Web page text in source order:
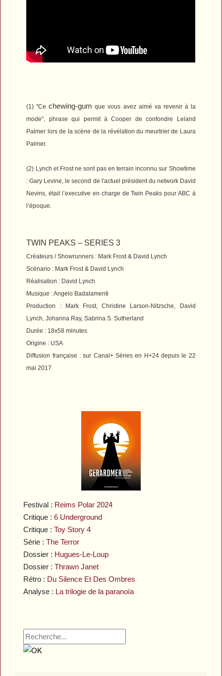
Festival : Reims Polar 2024
Critique :6 Underground
Critique :Toy Story 4
Série :The Terror
Dossier : Hugues-Le-Loup
Dossier :Thrawn Janet
Rétro : Du Silence Et Des Ombres
Analyse : La trilogie de la paranoïa
(1) "Cechewing-gum que vous avez aimé va revenir à la
mode", phrase qui permit à Cooper de confondre Leland
Palmer lors de la scène de la révélation du meurtrier de Laura
Palmer.
(2) Lynch et Frost ne sont pas en terrain inconnu sur Showtime
: Gary Levine, le second de l'actuel président du network David
Nevins, était l’executive en charge deTwin Peaks pour ABC à
l’époque.
TWIN PEAKS – SERIES 3
Créateurs / Showrunners : Mark Frost & David Lynch
Scénario : Mark Frost & David Lynch
Réalisation : David Lynch
Musique : Angelo Badalamenti
Production : Mark Frost, Christine Larson-Nitzsche, David
Lynch, Johanna Ray, Sabrina S. Sutherland
Durée : 18x58 minutes
Origine : USA
Diffusion française : sur Canal+ Séries en H+24 depuis le 22
mai 2017